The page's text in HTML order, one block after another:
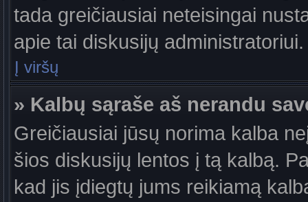
tada greičiausiai neteisingai
apie tai diskusijų administratoriui.
Į viršų
» Kalbų sąraše aš nerandu
Greičiausiai jūsų norima kalba
šios diskusijų lentos į tą kalbą.
kad jis įdiegtų jums reikiamą